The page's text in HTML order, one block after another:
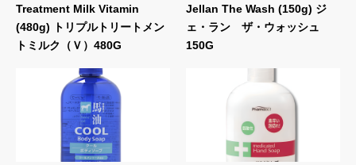
Treatment Milk Vitamin
(480g) トリプルトリートメン
トミルク（Ｖ）480G
Jellan The Wash (150g) ジ
ェ・ラン ザ・ウォッシュ
150G